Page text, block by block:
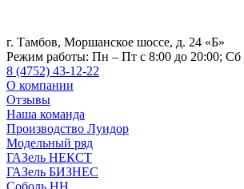
г. Тамбов, Моршанское шоссе, д. 24 «Б»
Режим работы: Пн – Пт с 8:00 до 20:00; Сб
8 (4752) 43-12-22
О компании
Отзывы
Наша команда
Производство Луидор
Модельный ряд
ГАЗель НЕКСТ
ГАЗель БИЗНЕС
Соболь НН